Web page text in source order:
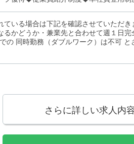
ている場合は下記を確認させていただ
るかどうか・兼業先と合わせて週１日
の 同時勤務（ダブルワーク）は不可
さらに詳しい求人内